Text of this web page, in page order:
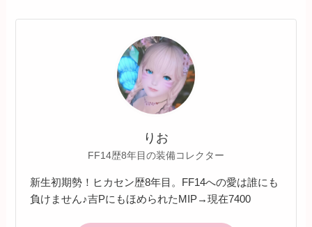
りお
FF14歴8年目の装備コレクター
新生初期勢！ヒカセン歴8年目。FF14への愛は誰にも
負けません♪吉PにもほめられたMIP→現在7400